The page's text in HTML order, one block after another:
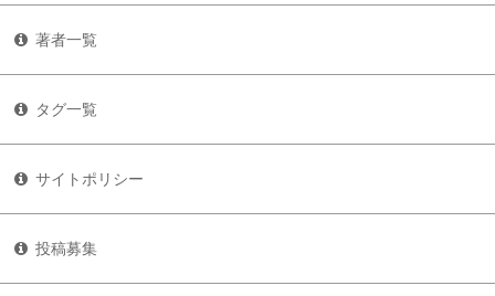
著者一覧
タグ一覧
サイトポリシー
投稿募集